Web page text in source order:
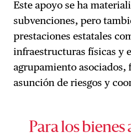
Este apoyo se ha
subvenciones, pero
prestaciones estatales
infraestructuras físicas y
agrupamiento asociados,
asunción de riesgos y
Para los